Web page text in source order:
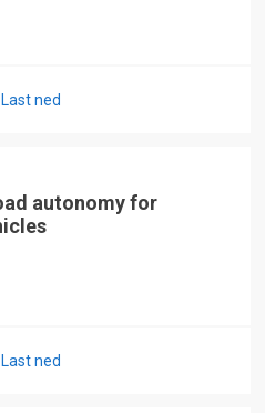
Last ned
autonomy for
Last ned